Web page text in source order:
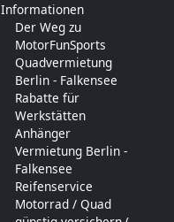
Informationen
Der Weg zu
MotorFunSports
Quadvermietung
Berlin - Falkensee
Rabatte für
Werkstätten
Anhänger
Vermietung Berlin -
Falkensee
Reifenservice
Motorrad / Quad